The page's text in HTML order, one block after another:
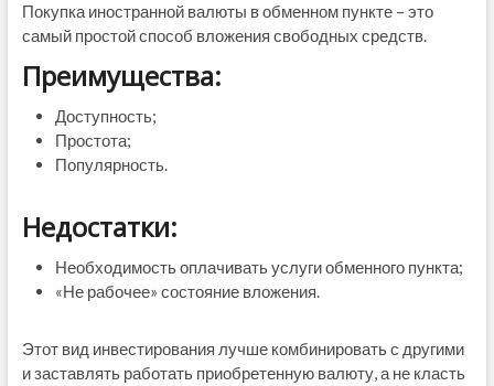
Покупка иностранной валюты в обменном пункте – это
самый простой способ вложения свободных средств.
Преимущества:
Доступность;
Простота;
Популярность.
Недостатки:
Необходимость оплачивать услуги обменного пункта;
«Не рабочее» состояние вложения.
Этот вид инвестирования лучше комбинировать с другими
и заставлять работать приобретенную валюту, а не класть